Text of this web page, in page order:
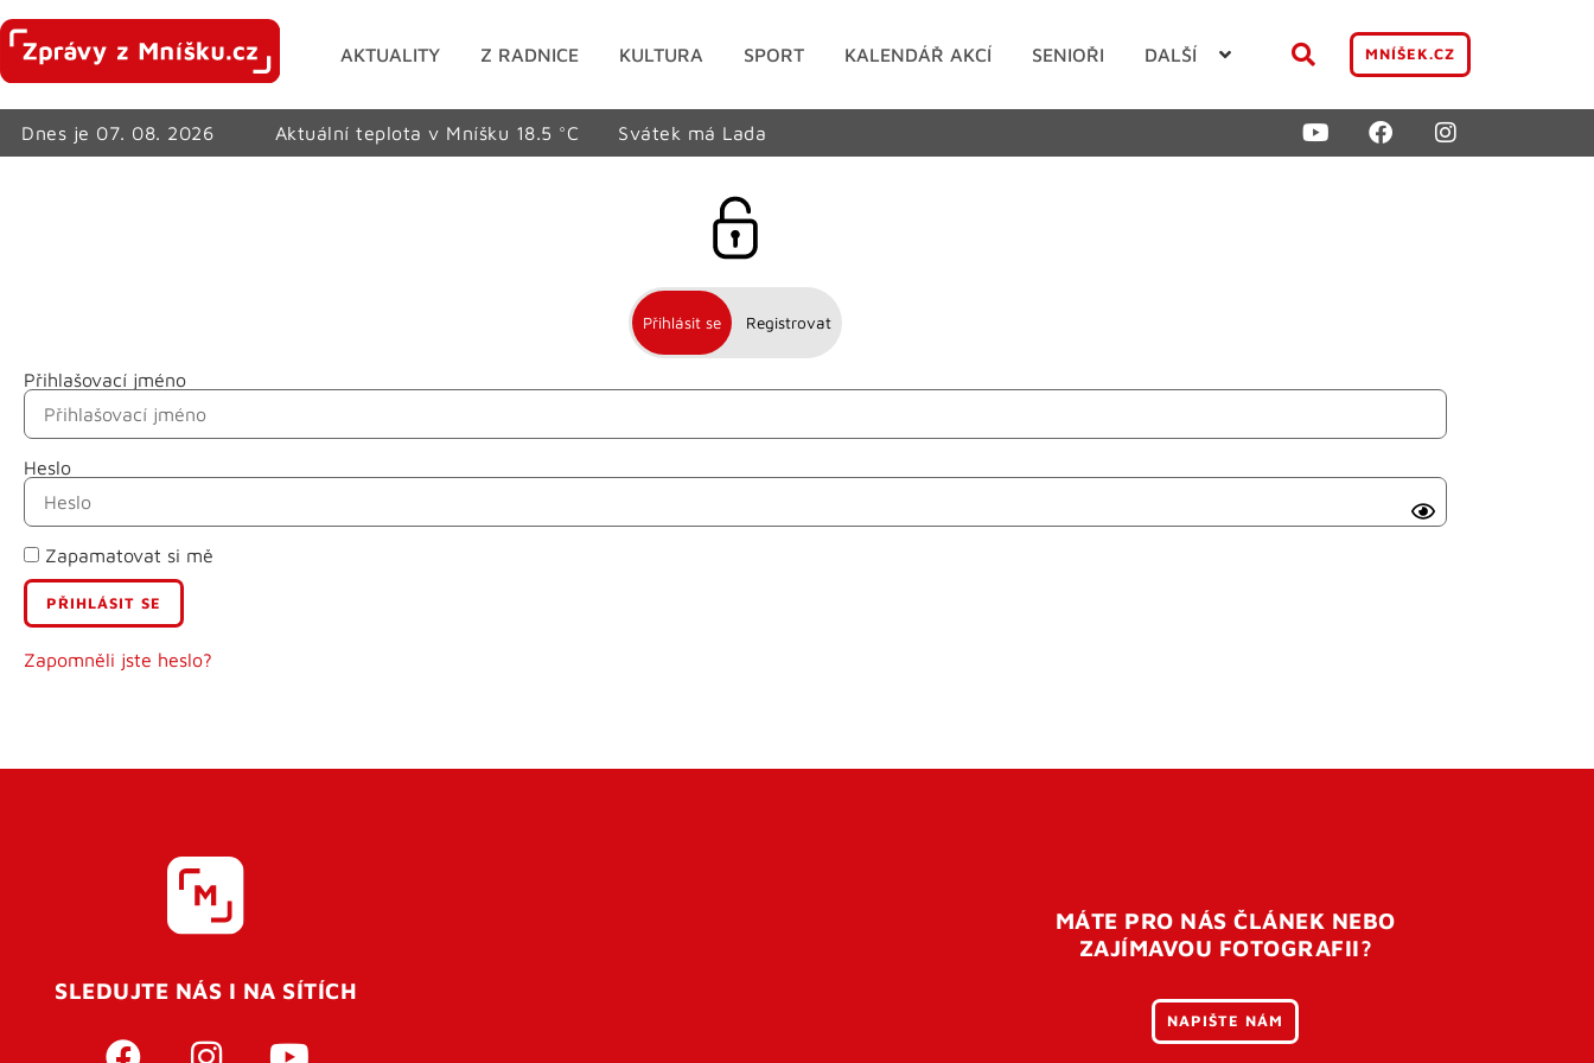
AKTUALITY Z RADNICE KULTURA SPORT KALENDÁŘ AKCÍ SENIOŘI DALŠÍ MNÍŠEK.CZ
Dnes je 07. 08. 2026 Aktuální teplota v Mníšku 18.5 °C Svátek má Lada
Přihlásit se Registrovat
Přihlašovací jméno
Heslo
Zapamatovat si mě
Zapomněli jste heslo?
Jméno
Příjmení
E-mail
Uživatelské jméno
SLEDUJTE NÁS I NA SÍTÍCH
MÁTE PRO NÁS ČLÁNEK NEBO
ZAJÍMAVOU FOTOGRAFII?
NAPIŠTE NÁM